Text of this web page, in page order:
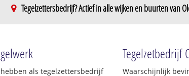
Tegelzettersbedrijf? Actief in alle wijken en buurten van
als tegelzettersbedrijf
Tegelzetbedrijf
Waarschijnlijk